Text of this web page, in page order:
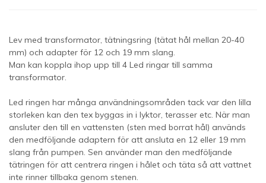
Lev med transformator, tätningsring (tätat hål mellan 20-40
mm) och adapter för 12 och 19 mm slang.
Man kan koppla ihop upp till 4 Led ringar till samma
transformator.
Led ringen har många användningsområden tack var den lilla
storleken kan den tex byggas in i lyktor, terasser etc. När man
ansluter den till en vattensten (sten med borrat hål) används
den medföljande adaptern för att ansluta en 12 eller 19 mm
slang från pumpen. Sen använder man den medföljande
tätringen för att centrera ringen i hålet och täta så att vattnet
inte rinner tillbaka genom stenen.